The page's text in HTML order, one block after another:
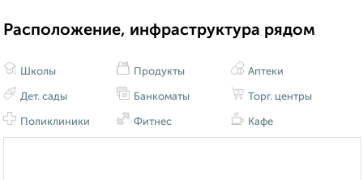
Расположение, инфраструктура рядом
Школы
Дет. сады
Поликлиники
Продукты
Банкоматы
Фитнес
Аптеки
Торг. центры
Кафе